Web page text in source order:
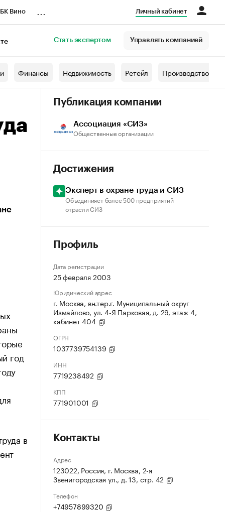
Вино Личный кабинет
Стать экспертом Управлять компанией
Финансы Недвижимость Ретейл Производство
год
в
Публикация компании
Ассоциация «СИЗ»
Общественные организации
Достижения
Эксперт в охране труда и СИЗ
Объединияет более 500 предприятий
отрасли СИЗ
Профиль
Дата регистрации
25 февраля 2003
Юридический адрес
г. Москва, вн.тер.г. Муниципальный округ
Измайлово, ул. 4-Я Парковая, д. 29, этаж 4,
кабинет 404
ОГРН
1037739754139
ИНН
7719238492
КПП
771901001
Контакты
Адрес
123022, Россия, г. Москва, 2-я
Звенигородская ул., д. 13, стр. 42
Телефон
+74957899320